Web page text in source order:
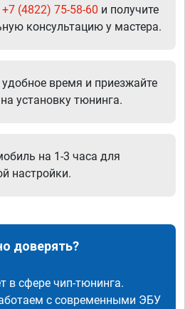
+7 (4822) 75-58-60 и получите
консультацию у мастера.
время и приезжайте
установку тюнинга.
на 1-3 часа для
настройки.
доверять?
в сфере чип-тюнинга.
с современными ЭБУ